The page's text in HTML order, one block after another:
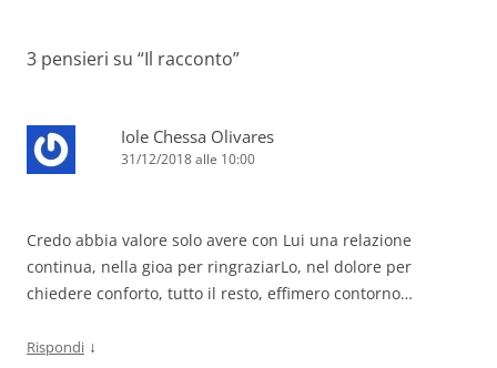
3 pensieri su “Il racconto”
Iole Chessa Olivares
31/12/2018 alle 10:00
Credo abbia valore solo avere con Lui una relazione
continua, nella gioa per ringraziarLo, nel dolore per
chiedere conforto, tutto il resto, effimero contorno…
Rispondi ↓